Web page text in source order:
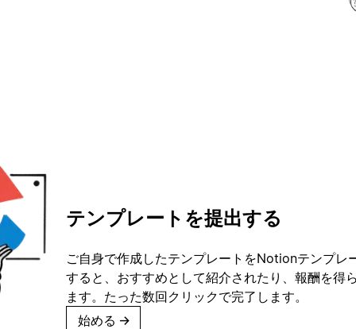
テンプレートを提出する
ご自身で作成したテンプレートをNotionテンプレ
すると、おすすめとして紹介されたり、報酬を得
ます。たった数回クリックで完了します。
始める →